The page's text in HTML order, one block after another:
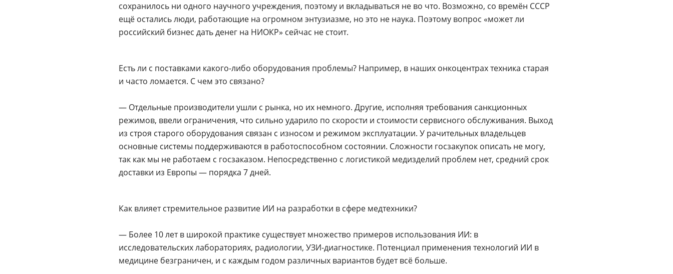
сохранилось ни одного научного учреждения, поэтому и вкладываться не во что. Возможно, со времён СССР
ещё остались люди, работающие на огромном энтузиазме, но это не наука. Поэтому вопрос «может ли
российский бизнес дать денег на НИОКР» сейчас не стоит.
Есть ли с поставками какого-либо оборудования проблемы? Например, в наших онкоцентрах техника старая
и часто ломается. С чем это связано?
— Отдельные производители ушли с рынка, но их немного. Другие, исполняя требования санкционных
режимов, ввели ограничения, что сильно ударило по скорости и стоимости сервисного обслуживания. Выход
из строя старого оборудования связан с износом и режимом эксплуатации. У рачительных владельцев
основные системы поддерживаются в работоспособном состоянии. Сложности госзакупок описать не могу,
так как мы не работаем с госзаказом. Непосредственно с логистикой медизделий проблем нет, средний срок
доставки из Европы — порядка 7 дней.
Как влияет стремительное развитие ИИ на разработки в сфере медтехники?
— Более 10 лет в широкой практике существует множество примеров использования ИИ: в
исследовательских лабораториях, радиологии, УЗИ-диагностике. Потенциал применения технологий ИИ в
медицине безграничен, и с каждым годом различных вариантов будет всё больше.